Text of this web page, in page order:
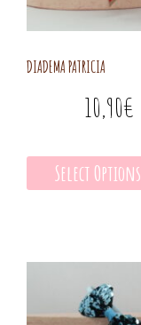
DIADEMA PATRICIA
10,90€
Select Options